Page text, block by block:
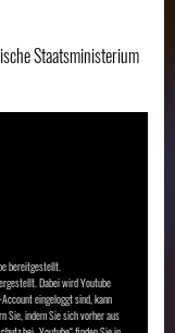
Staatsministerium
bereitgestellt.
Dabei wird Youtube
eingeloggt sind, kann
Sie, indem Sie sich vorher aus